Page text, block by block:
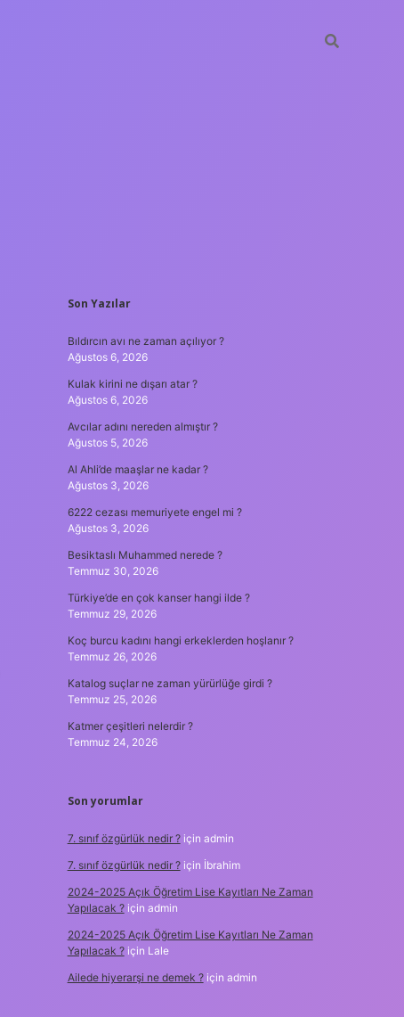
SIDEBAR
Son Yazılar
Bıldırcın avı ne zaman açılıyor ?
Ağustos 6, 2026
Kulak kirini ne dışarı atar ?
Ağustos 6, 2026
Avcılar adını nereden almıştır ?
Ağustos 5, 2026
Al Ahli’de maaşlar ne kadar ?
Ağustos 3, 2026
6222 cezası memuriyete engel mi ?
Ağustos 3, 2026
Besiktaslı Muhammed nerede ?
Temmuz 30, 2026
Türkiye’de en çok kanser hangi ilde ?
Temmuz 29, 2026
Koç burcu kadını hangi erkeklerden hoşlanır ?
Temmuz 26, 2026
Katalog suçlar ne zaman yürürlüğe girdi ?
Temmuz 25, 2026
Katmer çeşitleri nelerdir ?
Temmuz 24, 2026
Son yorumlar
7. sınıf özgürlük nedir ?için admin
7. sınıf özgürlük nedir ?için İbrahim
2024-2025 Açık Öğretim Lise Kayıtları Ne Zaman
Yapılacak ?için admin
2024-2025 Açık Öğretim Lise Kayıtları Ne Zaman
Yapılacak ?için Lale
Ailede hiyerarşi ne demek ?için admin